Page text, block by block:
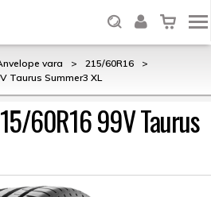
vara > 215/60R16
>
Taurus Summer3 XL
60R16 99V Taurus